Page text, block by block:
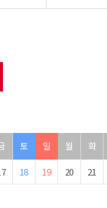
토 일 월 화
18 19 20 21